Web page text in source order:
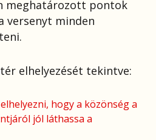
meghatározott pontok
versenyt minden
elhelyezését tekintve:
hogy a közönség a
jól láthassa a